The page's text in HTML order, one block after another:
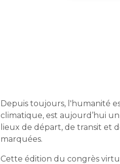
Depuis toujours, l'humanité
climatique, est aujourd’hui
lieux de départ, de transit et
marquées.
Cette édition du congrès